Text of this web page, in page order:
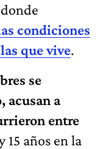
condiciones
que vive.
se
acusan a
entre
15 años en la